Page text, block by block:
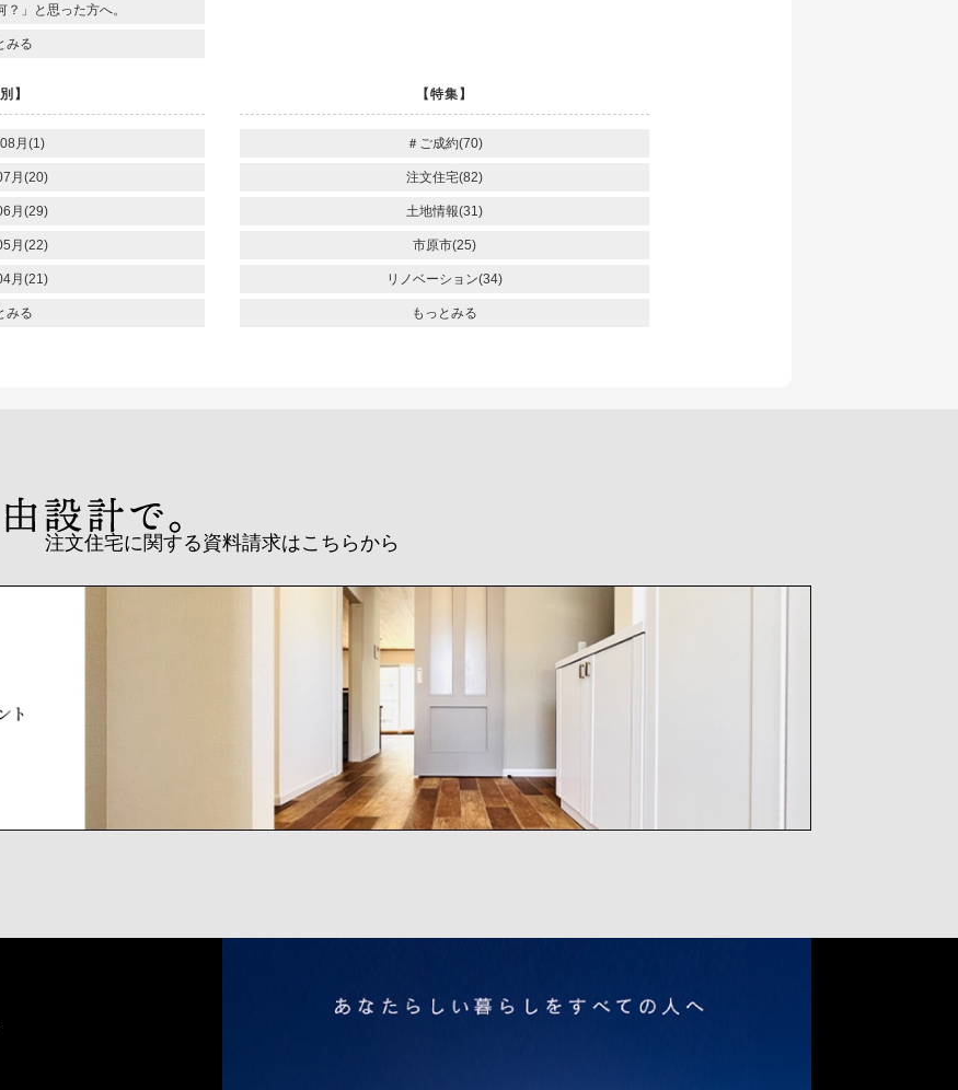
？」と思った方へ。
みる
】
月(1)
月(20)
月(29)
月(22)
月(21)
みる
【特集】
＃ご成約(70)
注文住宅(82)
土地情報(31)
市原市(25)
リノベーション(34)
もっとみる
注文住宅に関する資料請求はこちらから